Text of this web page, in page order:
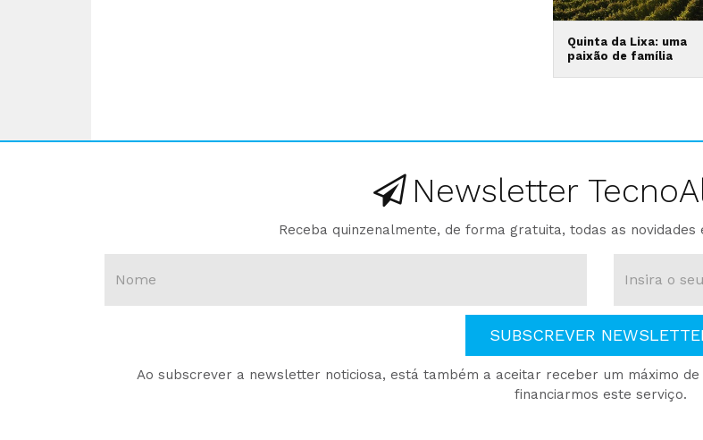
Quinta da Lixa: uma
paixão de família
Newsletter
Receba quinzenalmente, de forma gratuita, todas as
SUBSCREVER
Ao subscrever a newsletter noticiosa, está também a aceitar receber um máximo
financiarmos este serviço.